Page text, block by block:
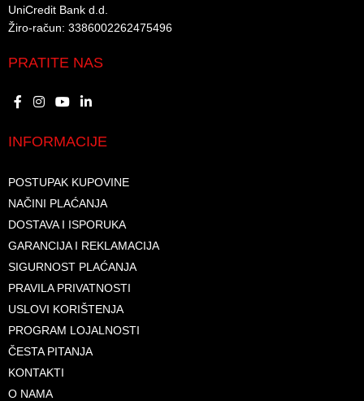
UniCredit Bank d.d.​
Žiro-račun: 3386002262475496​​
PRATITE NAS
INFORMACIJE
POSTUPAK KUPOVINE
NAČINI PLAĆANJA
DOSTAVA I ISPORUKA
GARANCIJA I REKLAMACIJA
SIGURNOST PLAĆANJA
PRAVILA PRIVATNOSTI
USLOVI KORIŠTENJA
PROGRAM LOJALNOSTI
ČESTA PITANJA
KONTAKTI
O NAMA